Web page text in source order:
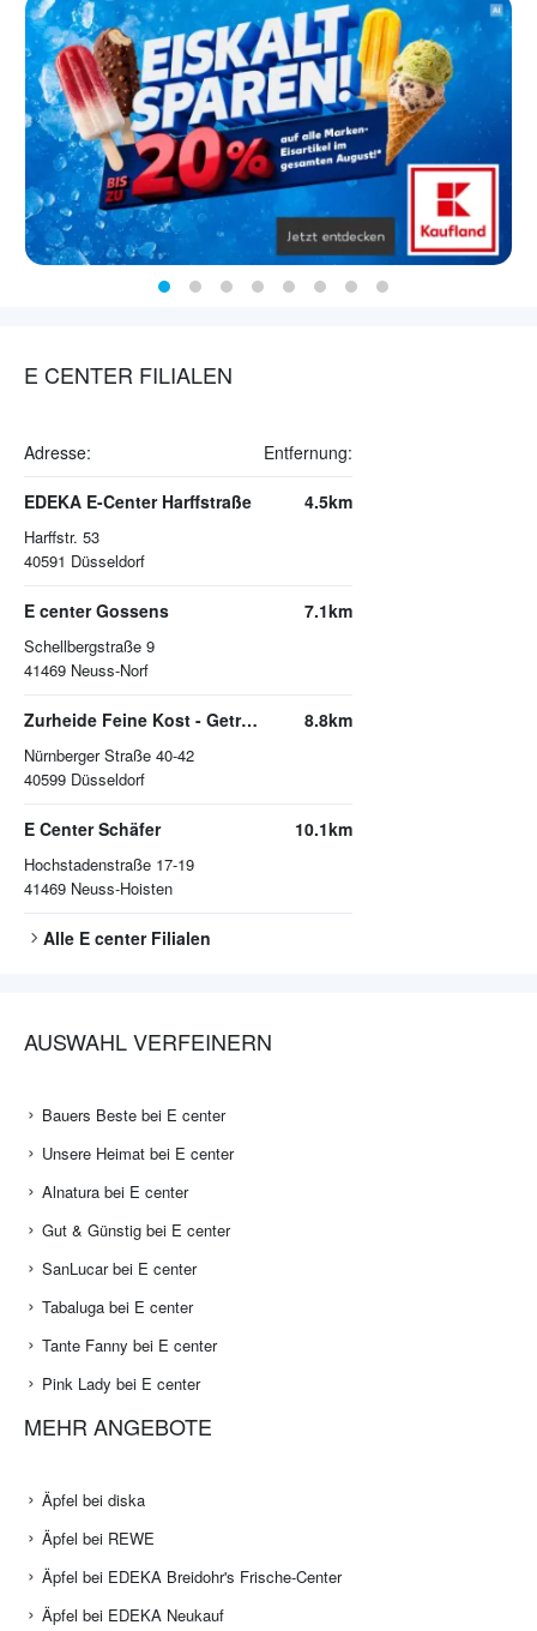
E CENTER FILIALEN
Adresse: Entfernung:
EDEKA E-Center Harffstraße
Harffstr. 53
40591 Düsseldorf
4.5km
E center Gossens
Schellbergstraße 9
41469 Neuss-Norf
7.1km
Zurheide Feine Kost - Getränkemarkt
Nürnberger Straße 40-42
40599 Düsseldorf
8.8km
E Center Schäfer
Hochstadenstraße 17-19
41469 Neuss-Hoisten
10.1km
Alle E centerFilialen
AUSWAHL VERFEINERN
Bauers Beste bei E center
Unsere Heimat bei E center
Alnatura bei E center
Gut & Günstig bei E center
SanLucar bei E center
Tabaluga bei E center
Tante Fanny bei E center
Pink Lady bei E center
MEHR ANGEBOTE
Äpfel bei diska
Äpfel bei REWE
Äpfel bei EDEKA Breidohr's Frische-Center
Äpfel bei EDEKA Neukauf